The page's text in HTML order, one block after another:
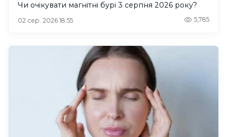
Чи очікувати магнітні бурі 3 серпня 2026 року?
02 сер. 2026 18:55 5,785